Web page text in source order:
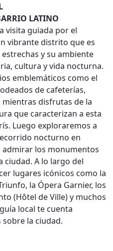
LATINO
visita guiada por el
vibrante distrito que es
y su ambiente
cultura y vida nocturna.
emblemáticos como el
de cafeterías,
disfrutas de la
que caracterizan a esta
Luego exploraremos a
nocturno en
los monumentos
ciudad. A lo largo del
lugares icónicos como la
la Ópera Garnier, los
(Hôtel de Ville) y muchos
local te cuenta
la ciudad.